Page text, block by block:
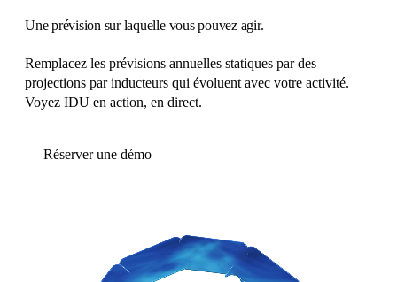
Une prévision sur laquelle vous pouvez agir.
Remplacez les prévisions annuelles statiques par des
projections par inducteurs qui évoluent avec votre activité.
Voyez IDU en action, en direct.
Réserver une démo